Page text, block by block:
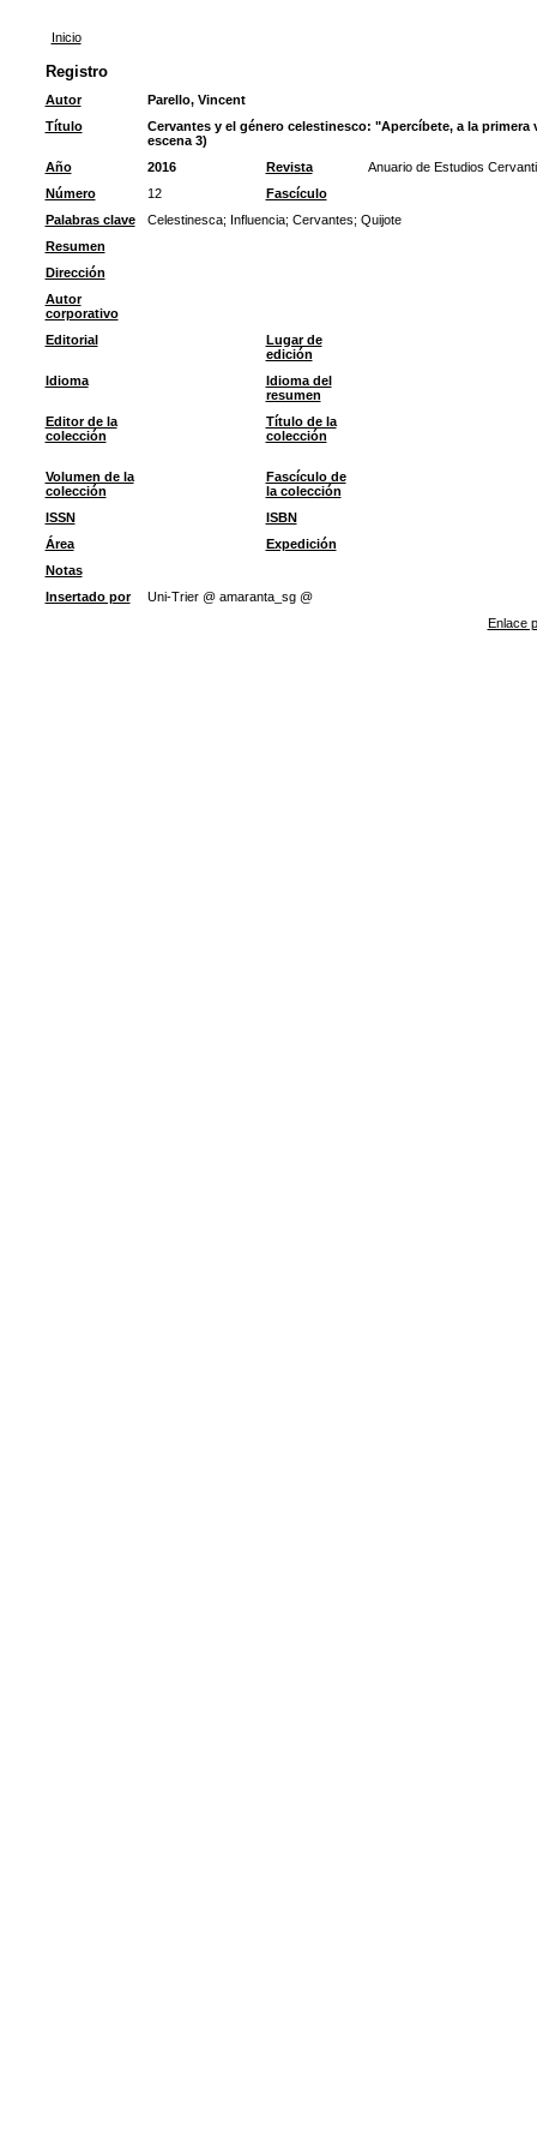
Inicio
Registro
Autor
Parello, Vincent
Título
Cervantes y el género celestinesco: "Apercíbete, a la
escena 3)
Año
2016 Revista
Anuario de Estudios
Número
12
Fascículo
Palabras clave
Celestinesca; Influencia; Cervantes; Quijote
Resumen
Dirección
Autor
corporativo
Editorial
Lugar de
edición
Idioma
Idioma del
resumen
Editor de la
colección
Título de la
colección
Volumen de la
colección
Fascículo de
la colección
ISSN
ISBN
Área
Expedición
Notas
Insertado por
Uni-Trier @ amaranta_sg @
Enlace